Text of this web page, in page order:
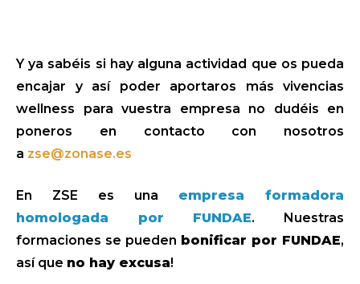
Y ya sabéis si hay alguna actividad que os pueda
encajar y así poder aportaros más vivencias
wellness para vuestra empresa no dudéis en
poneros en contacto con nosotros
a zse@zonase.es
En ZSE es una empresa formadora
homologada por FUNDAE. Nuestras
formaciones se pueden bonificar por FUNDAE,
así que no hay excusa!